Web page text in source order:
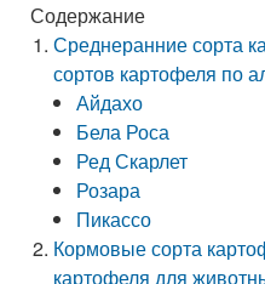
Содержание
Среднеранние сорта
сортов картофеля по
Айдахо
Бела Роса
Ред Скарлет
Розара
Пикассо
Кормовые сорта
картофеля для